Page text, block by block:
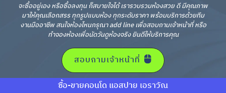
จะซื้ออยู่เอง หรือซื้อลงทุน ก็สบายใจได้ เรารวบรวมห้องสวย ดี มีคุณภาพ
มาให้คุณเลือกสรร ทุกรูปแบบห้อง ทุกระดับราคา พร้อมบริการด้วยทีม
งานมืออาชีพ สนใจห้องไหนกรุณา add line เพื่อสอบถามเจ้าหน้าที่ หรือ
ทำจองห้องเพื่อนัดวันดูห้องจริง ยินดีให้บริการคุณ
สอบถามเจ้าหน้าที่
ซื้อ-ขายคอนโด แอสปาย เอราวัณ